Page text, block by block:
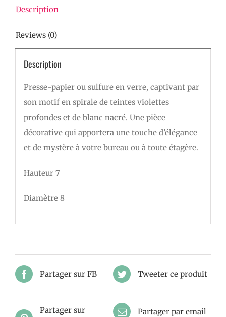
Description
Reviews (0)
Description
Presse-papier ou sulfure en verre, captivant par
son motif en spirale de teintes violettes
profondes et de blanc nacré. Une pièce
décorative qui apportera une touche d’élégance
et de mystère à votre bureau ou à toute étagère.
Hauteur 7
Diamètre 8
Partager sur FB Tweeter ce produit
Partager sur
Partager par email